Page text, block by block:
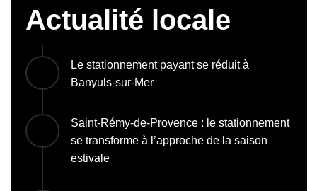
Actualité locale
Le stationnement payant se réduit à
Banyuls-sur-Mer
Saint-Rémy-de-Provence : le stationnement
se transforme à l’approche de la saison
estivale